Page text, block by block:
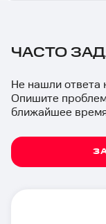
ЧАСТО
Не нашли ответа
Опишите
ближайшее